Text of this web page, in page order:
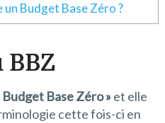
Budget Base Zéro ?
Budget Base Zéro » et elle
cette fois-ci en